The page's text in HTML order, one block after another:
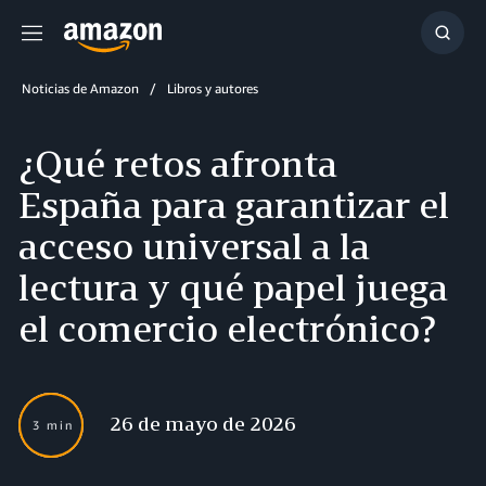
Menú
Noticias de Amazon Libros y autores
¿Qué retos afronta
España para garantizar el
acceso universal a la
lectura y qué papel juega
el comercio electrónico?
3 min 26 de mayo de 2026